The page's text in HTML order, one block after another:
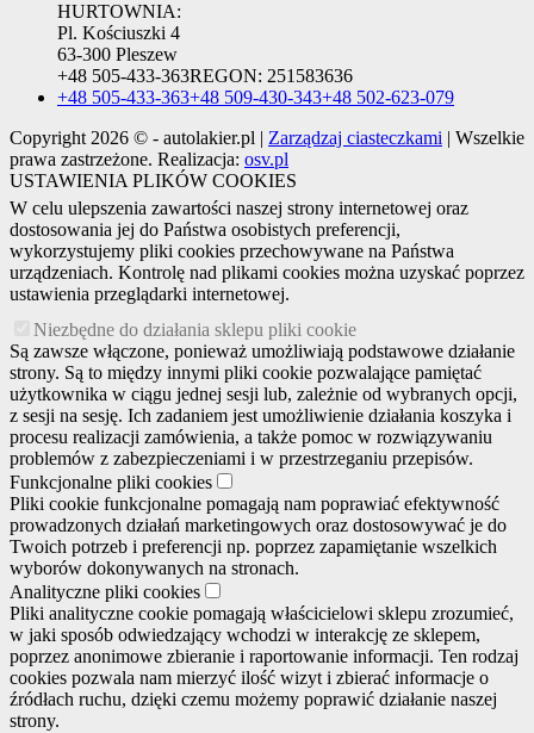
HURTOWNIA:
Pl. Kościuszki 4
63-300 Pleszew
+48 505-433-363REGON: 251583636
+48 505-433-363+48 509-430-343+48 502-623-079
Copyright 2026 © - autolakier.pl | Zarządzaj ciasteczkami | Wszelkie
prawa zastrzeżone. Realizacja: osv.pl
USTAWIENIA PLIKÓW COOKIES
W celu ulepszenia zawartości naszej strony internetowej oraz
dostosowania jej do Państwa osobistych preferencji,
wykorzystujemy pliki cookies przechowywane na Państwa
urządzeniach. Kontrolę nad plikami cookies można uzyskać poprzez
ustawienia przeglądarki internetowej.
Niezbędne do działania sklepu pliki cookie
Są zawsze włączone, ponieważ umożliwiają podstawowe działanie
strony. Są to między innymi pliki cookie pozwalające pamiętać
użytkownika w ciągu jednej sesji lub, zależnie od wybranych opcji,
z sesji na sesję. Ich zadaniem jest umożliwienie działania koszyka i
procesu realizacji zamówienia, a także pomoc w rozwiązywaniu
problemów z zabezpieczeniami i w przestrzeganiu przepisów.
Funkcjonalne pliki cookies
Pliki cookie funkcjonalne pomagają nam poprawiać efektywność
prowadzonych działań marketingowych oraz dostosowywać je do
Twoich potrzeb i preferencji np. poprzez zapamiętanie wszelkich
wyborów dokonywanych na stronach.
Analityczne pliki cookies
Pliki analityczne cookie pomagają właścicielowi sklepu zrozumieć,
w jaki sposób odwiedzający wchodzi w interakcję ze sklepem,
poprzez anonimowe zbieranie i raportowanie informacji. Ten rodzaj
cookies pozwala nam mierzyć ilość wizyt i zbierać informacje o
źródłach ruchu, dzięki czemu możemy poprawić działanie naszej
strony.